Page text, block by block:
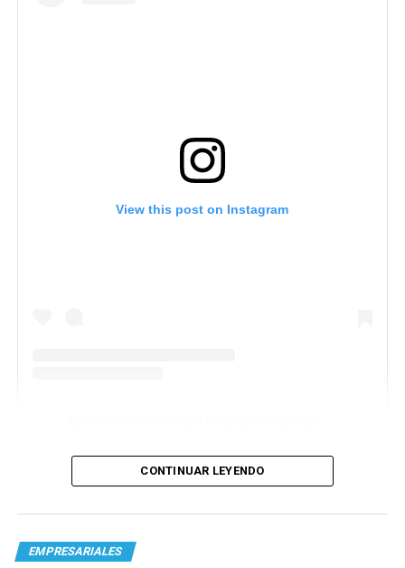
View this post on Instagram
CONTINUAR LEYENDO
EMPRESARIALES